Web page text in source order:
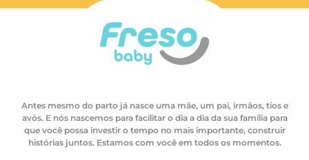
Antes mesmo do parto já nasce uma mãe, um pai, irmãos, tios e
avós. E nós nascemos para facilitar o dia a dia da sua família para
que você possa investir o tempo no mais importante, construir
histórias juntos. Estamos com você em todos os momentos.